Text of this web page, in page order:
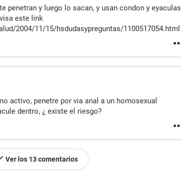
penetran y luego lo sacan, y usan condon y eyaculas
este link
2004/11/15/hsdudasypreguntas/1100517054.html
activo, penetre por via anal a un homosexual
dentro, ¿ existe el riesgo?
Ver los 13 comentarios